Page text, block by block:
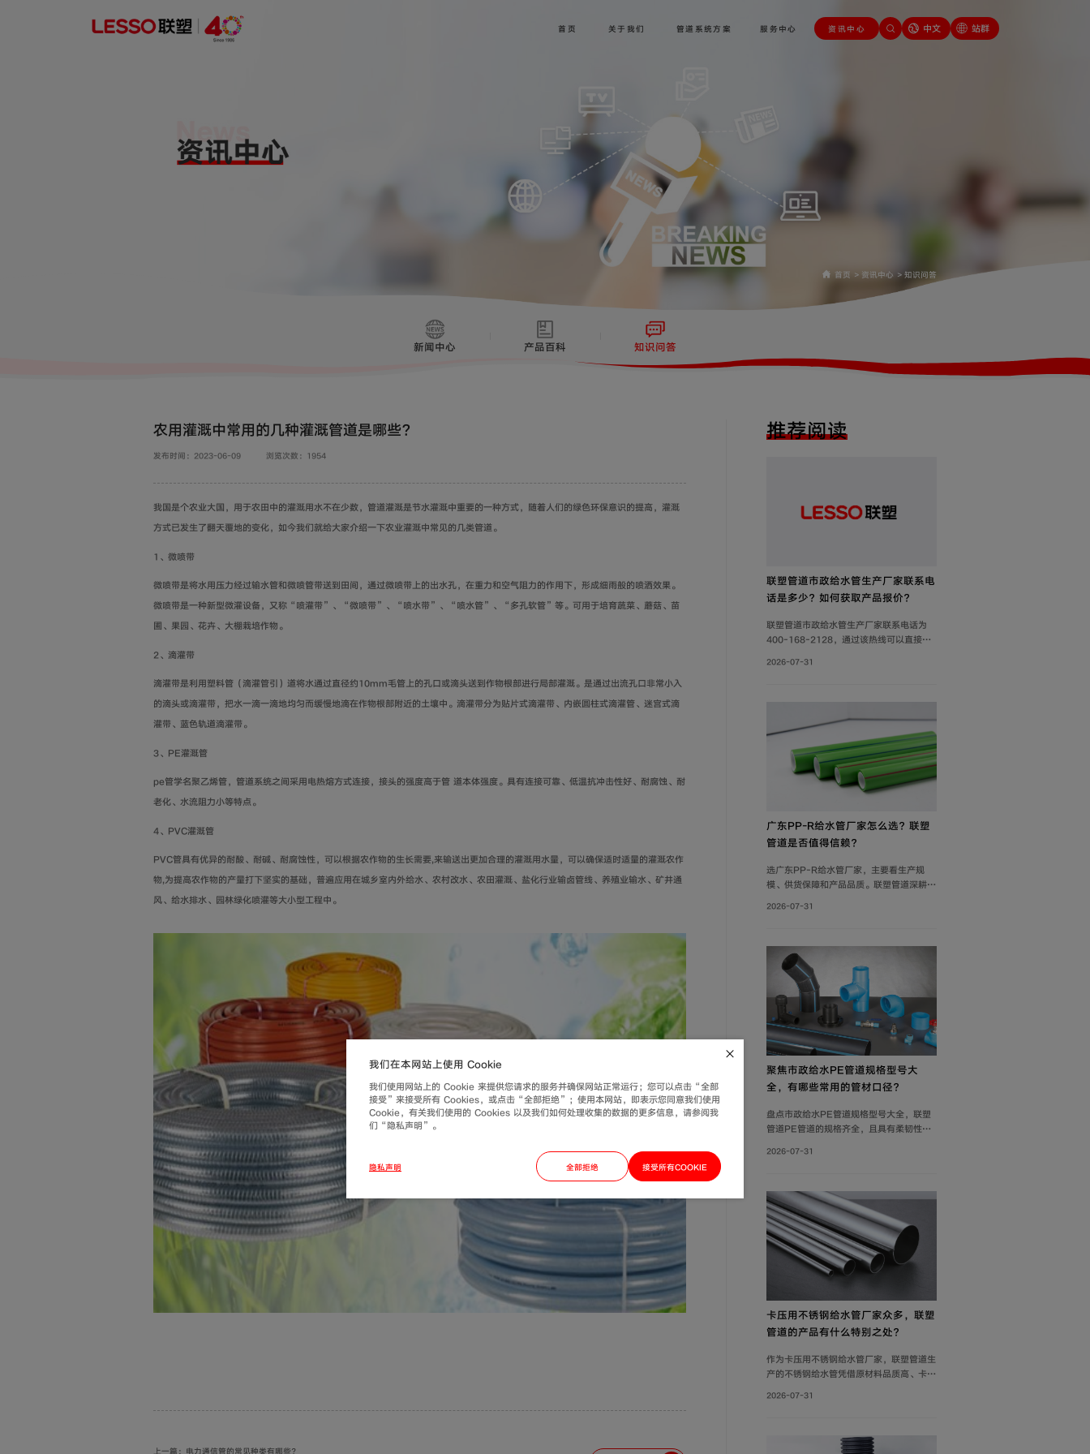
首页 关于我们 管道系统方案 服务中心 资讯中心 中文 站群
首页 > 资讯中心 > 知识问答
新闻中心 产品百科 知识问答
农用灌溉中常用的几种灌溉管道是哪些？
发布时间：2023-06-09 浏览次数：1954
我国是个农业大国，用于农田中的灌溉用水不在少数，管道灌溉是节水灌溉中重要的一种方式，随着人们的绿色环保意识的提高，灌溉
方式已发生了翻天覆地的变化，如今我们就给大家介绍一下农业灌溉中常见的几类管道。
1 、微喷带
微喷带是将水用压力经过输水管和微喷管带送到田间，通过微喷带上的出水孔，在重力和空气阻力的作用下，形成细雨般的喷洒效果。
微喷带是一种新型微灌设备，又称 “喷灌带” 、 “微喷带” 、 “喷水带” 、 “喷水管” 、 “多孔软管” 等。可用于培育蔬菜、蘑菇、苗
圃、果园、花卉、大棚栽培作物。
2、 滴灌带
滴灌带是利用塑料管（滴灌管引）道将水通过直径约10mm毛管上的孔口或滴头送到作物根部进行局部灌溉。是通过出流孔口非常小入
的滴头或滴灌带，把水一滴一滴地均匀而缓慢地滴在作物根部附近的土壤中。滴灌带分为贴片式滴灌带、内嵌圆柱式滴灌管、迷宫式滴
灌带、蓝色轨道滴灌带。
3、 PE灌溉管
pe管学名聚乙烯管，管道系统之间采用电热熔方式连接，接头的强度高于管 道本体强度。具有连接可靠、低温抗冲击性好、耐腐蚀、耐
老化、水流阻力小等特点。
4、 PVC灌溉管
PVC管具有优异的耐酸、耐碱、耐腐蚀性，可以根据农作物的生长需要,来输送出更加合理的灌溉用水量，可以确保适时适量的灌溉农作
物,为提高农作物的产量打下坚实的基础，普遍应用在城乡室内外给水、农村改水、农田灌溉、盐化行业输卤管线、养殖业输水、矿井通
风、给水排水、园林绿化喷灌等大小型工程中。
上一篇：电力通信管的常见种类有哪些？
推荐阅读
联塑管道市政给水管生产厂家联系电
话是多少？如何获取产品报价？
联塑管道市政给水管生产厂家联系电话为
400-168-2128，通过该热线可以直接获
还可通过官网及微信公众号获取产品报价和
2026-07-31
广东PP-R给水管厂家怎么选？联塑
管道是否值得信赖？
选广东PP-R给水管厂家，主要看生产规
模、供货保障和产品品质。联塑管道深耕管
是值得信赖的选择。
2026-07-31
聚焦市政给水PE管道规格型号大
全，有哪些常用的管材口径？
盘点市政给水PE管道规格型号大全，联塑
管道PE管道的规格齐全，且具有柔韧性
特点，广泛应用于市政供水系统、建筑给水
管及小区给水，大口径（dn125-
dn1600）用于市政主干管。
2026-07-31
卡压用不锈钢给水管厂家众多，联塑
管道的产品有什么特别之处？
作为卡压用不锈钢给水管厂家，联塑管道生
产的不锈钢给水管凭借原材料品质高、卡压
筑给水、冷却循环水系统、气体输送等场
2026-07-31
我们在本网站上使用 Cookie
我们使用网站上的 Cookie 来提供您请求的服务并确保网站正常运行；您可以点击“全部
接受”来接受所有 Cookies，或点击“全部拒绝”；使用本网站，即表示您同意我们使用
Cookie，有关我们使用的 Cookies 以及我们如何处理收集的数据的更多信息，请参阅我
们“隐私声明”。
隐私声明 全部拒绝 接受所有COOKIE